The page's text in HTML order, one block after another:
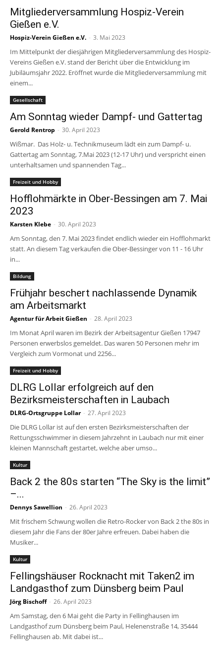
Mitgliederversammlung Hospiz-Verein
Gießen e.V.
Hospiz-Verein Gießen e.V. - 3. Mai 2023
Im Mittelpunkt der diesjährigen Mitgliederversammlung des Hospiz-
Vereins Gießen e.V. stand der Bericht über die Entwicklung im
Jubiläumsjahr 2022. Eröffnet wurde die Mitgliederversammlung mit
einem...
Gesellschaft
Am Sonntag wieder Dampf- und Gattertag
Gerold Rentrop - 30. April 2023
Wißmar. Das Holz- u. Technikmuseum lädt ein zum Dampf- u.
Gattertag am Sonntag, 7.Mai 2023 (12-17 Uhr) und verspricht einen
unterhaltsamen und spannenden Tag...
Freizeit und Hobby
Hofflohmärkte in Ober-Bessingen am 7. Mai
2023
Karsten Klebe - 30. April 2023
Am Sonntag, den 7. Mai 2023 findet endlich wieder ein Hofflohmarkt
statt. An diesem Tag verkaufen die Ober-Bessinger von 11 - 16 Uhr
in...
Bildung
Frühjahr beschert nachlassende Dynamik
am Arbeitsmarkt
Agentur für Arbeit Gießen - 28. April 2023
Im Monat April waren im Bezirk der Arbeitsagentur Gießen 17947
Personen erwerbslos gemeldet. Das waren 50 Personen mehr im
Vergleich zum Vormonat und 2256...
Freizeit und Hobby
DLRG Lollar erfolgreich auf den
Bezirksmeisterschaften in Laubach
DLRG-Ortsgruppe Lollar - 27. April 2023
Die DLRG Lollar ist auf den ersten Bezirksmeisterschaften der
Rettungsschwimmer in diesem Jahrzehnt in Laubach nur mit einer
kleinen Mannschaft gestartet, welche aber umso...
Kultur
Back 2 the 80s starten “The Sky is the limit”
–...
Dennys Sawellion - 26. April 2023
Mit frischem Schwung wollen die Retro-Rocker von Back 2 the 80s in
diesem Jahr die Fans der 80er Jahre erfreuen. Dabei haben die
Musiker...
Kultur
Fellingshäuser Rocknacht mit Taken2 im
Landgasthof zum Dünsberg beim Paul
Jörg Bischoff - 26. April 2023
Am Samstag, den 6 Mai geht die Party in Fellinghausen im
Landgasthof zum Dünsberg beim Paul, Helenenstraße 14, 35444
Fellinghausen ab. Mit dabei ist...